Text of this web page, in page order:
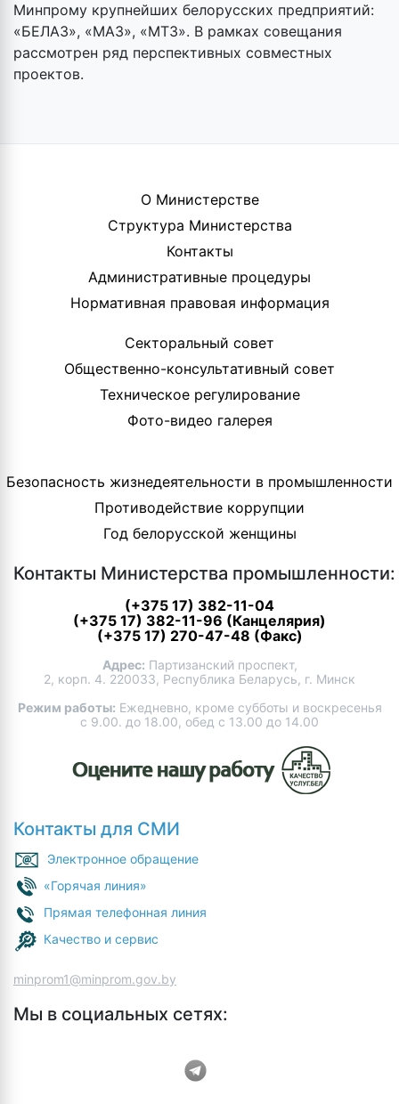
Минпрому крупнейших белорусских предприятий:
«БЕЛАЗ», «МАЗ», «МТЗ». В рамках совещания
рассмотрен ряд перспективных совместных
проектов.
О Министерстве
Структура Министерства
Контакты
Административные процедуры
Нормативная правовая информация
Секторальный совет
Общественно-консультативный совет
Техническое регулирование
Фото-видео галерея
Безопасность жизнедеятельности в промышленности
Противодействие коррупции
Год белорусской женщины
Контакты Министерства промышленности:
(+375 17) 382-11-04
(+375 17) 382-11-96 (Канцелярия)
(+375 17) 270-47-48 (Факс)
Адрес: Партизанский проспект,
2, корп. 4. 220033, Республика Беларусь, г. Минск
Режим работы: Ежедневно, кроме субботы и воскресенья
с 9.00. до 18.00, обед с 13.00 до 14.00
Контакты для СМИ
Электронное обращение
«Горячая линия»
Прямая телефонная линия
Качество и сервис
minprom1@minprom.gov.by
Мы в социальных сетях: